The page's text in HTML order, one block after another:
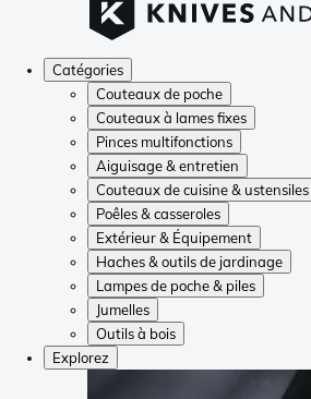
Catégories
Couteaux de poche
Couteaux à lames fixes
Pinces multifonctions
Aiguisage & entretien
Couteaux de cuisine & ustensiles
Poêles & casseroles
Extérieur & Équipement
Haches & outils de jardinage
Lampes de poche & piles
Jumelles
Outils à bois
Explorez